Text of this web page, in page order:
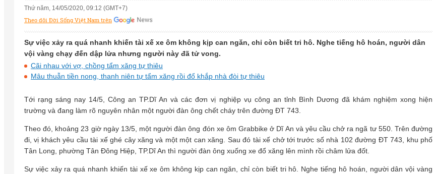
Thứ năm, 14/05/2020, 09:12 (GMT+7)
Theo dõi Đời Sống Việt Nam trên
Sự việc xảy ra quá nhanh khiến tài xế xe ôm không kịp can ngăn, chỉ còn biết tri hô. Nghe tiếng hô hoán, người dân
vội vàng chạy đến dập lửa nhưng người này đã tử vong.
Cãi nhau với vợ, chồng tẩm xăng tự thiêu
Mâu thuẫn tiền nong, thanh niên tự tẩm xăng rồi đổ khắp nhà đòi tự thiêu
Tới rạng sáng nay 14/5, Công an TP.Dĩ An và các đơn vị nghiệp vụ công an tỉnh Bình Dương đã khám nghiệm xong hiện
trường và đang làm rõ nguyên nhân một người đàn ông chết cháy trên đường ĐT 743.
Theo đó, khoảng 23 giờ ngày 13/5, một người đàn ông đón xe ôm Grabbike ở Dĩ An và yêu cầu chở ra ngã tư 550. Trên đường
đi, vị khách yêu cầu tài xế ghé cây xăng và một một can xăng. Sau đó tài xế chở tới trước số nhà 102 đường ĐT 743, khu phố
Tân Long, phường Tân Đông Hiệp, TP.Dĩ An thì người đàn ông xuống xe đổ xăng lên mình rồi châm lửa đốt.
Sự việc xảy ra quá nhanh khiến tài xế xe ôm không kịp can ngăn, chỉ còn biết tri hô. Nghe tiếng hô hoán, người dân vội vàng